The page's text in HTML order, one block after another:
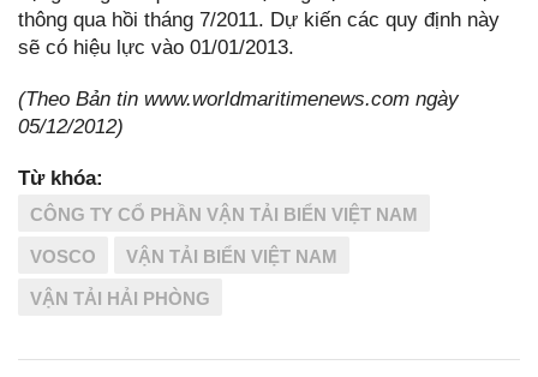
thông qua hồi tháng 7/2011. Dự kiến các quy định này
sẽ có hiệu lực vào 01/01/2013.
(Theo Bản tin www.worldmaritimenews.com ngày
05/12/2012)
Từ khóa:
CÔNG TY CỔ PHẦN VẬN TẢI BIỂN VIỆT NAM
VOSCO VẬN TẢI BIỂN VIỆT NAM
VẬN TẢI HẢI PHÒNG